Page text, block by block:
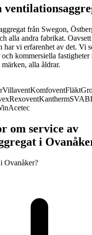
från Swegon,
alla andra fabrikat.
har vi erfarenhet av det. Vi
kommersiella fastigheter
alla åldrar.
VillaventKomfovent
RexoventKanthermSVAB
Acetec
om service av
i
Ovanåker?